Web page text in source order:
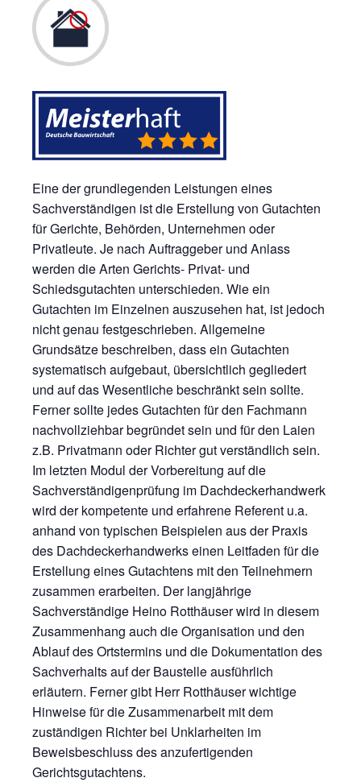
Eine der grundlegenden Leistungen eines
Sachverständigen ist die Erstellung von Gutachten
für Gerichte, Behörden, Unternehmen oder
Privatleute. Je nach Auftraggeber und Anlass
werden die Arten Gerichts- Privat- und
Schiedsgutachten unterschieden. Wie ein
Gutachten im Einzelnen auszusehen hat, ist jedoch
nicht genau festgeschrieben. Allgemeine
Grundsätze beschreiben, dass ein Gutachten
systematisch aufgebaut, übersichtlich gegliedert
und auf das Wesentliche beschränkt sein sollte.
Ferner sollte jedes Gutachten für den Fachmann
nachvollziehbar begründet sein und für den Laien
z.B. Privatmann oder Richter gut verständlich sein.
Im letzten Modul der Vorbereitung auf die
Sachverständigenprüfung im Dachdeckerhandwerk
wird der kompetente und erfahrene Referent u.a.
anhand von typischen Beispielen aus der Praxis
des Dachdeckerhandwerks einen Leitfaden für die
Erstellung eines Gutachtens mit den Teilnehmern
zusammen erarbeiten. Der langjährige
Sachverständige Heino Rotthäuser wird in diesem
Zusammenhang auch die Organisation und den
Ablauf des Ortstermins und die Dokumentation des
Sachverhalts auf der Baustelle ausführlich
erläutern. Ferner gibt Herr Rotthäuser wichtige
Hinweise für die Zusammenarbeit mit dem
zuständigen Richter bei Unklarheiten im
Beweisbeschluss des anzufertigenden
Gerichtsgutachtens.